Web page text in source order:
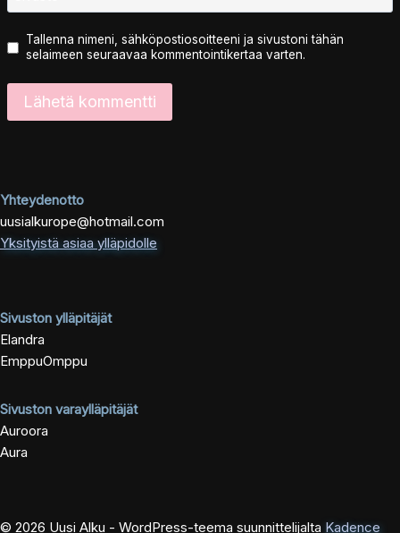
Tallenna nimeni, sähköpostiosoitteeni ja sivustoni tähän
selaimeen seuraavaa kommentointikertaa varten.
Yhteydenotto
uusialkurope@hotmail.com
Yksityistä asiaa ylläpidolle
Sivuston ylläpitäjät
Elandra
EmppuOmppu
Sivuston varaylläpitäjät
Auroora
Aura
© 2026 Uusi Alku - WordPress-teema suunnittelijalta Kadence